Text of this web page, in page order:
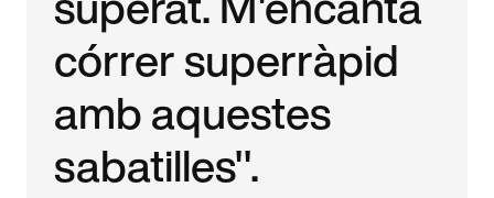
córrer superràpid
amb aquestes
sabatilles".